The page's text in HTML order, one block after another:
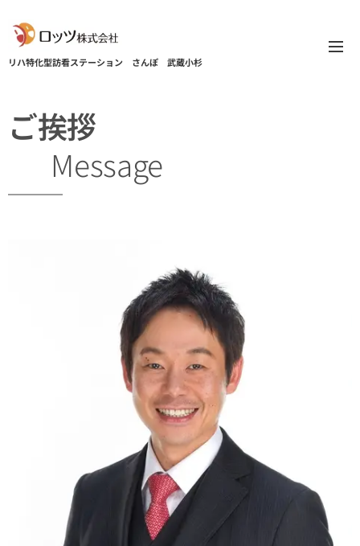
リハ特化型訪看ステーション さんぽ 武蔵小杉
ご挨拶
Message